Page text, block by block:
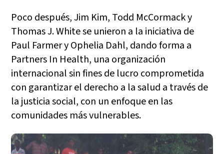
Poco después, Jim Kim, Todd McCormack y
Thomas J. White se unieron a la iniciativa de
Paul Farmer y Ophelia Dahl, dando forma a
Partners In Health, una organización
internacional sin fines de lucro comprometida
con garantizar el derecho a la salud a través de
la justicia social, con un enfoque en las
comunidades más vulnerables.